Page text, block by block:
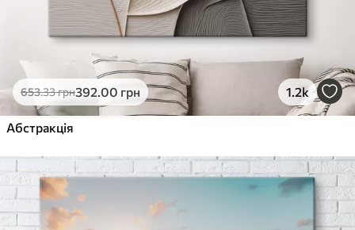
653.33грн392.00 грн 1.2k
Абстракція